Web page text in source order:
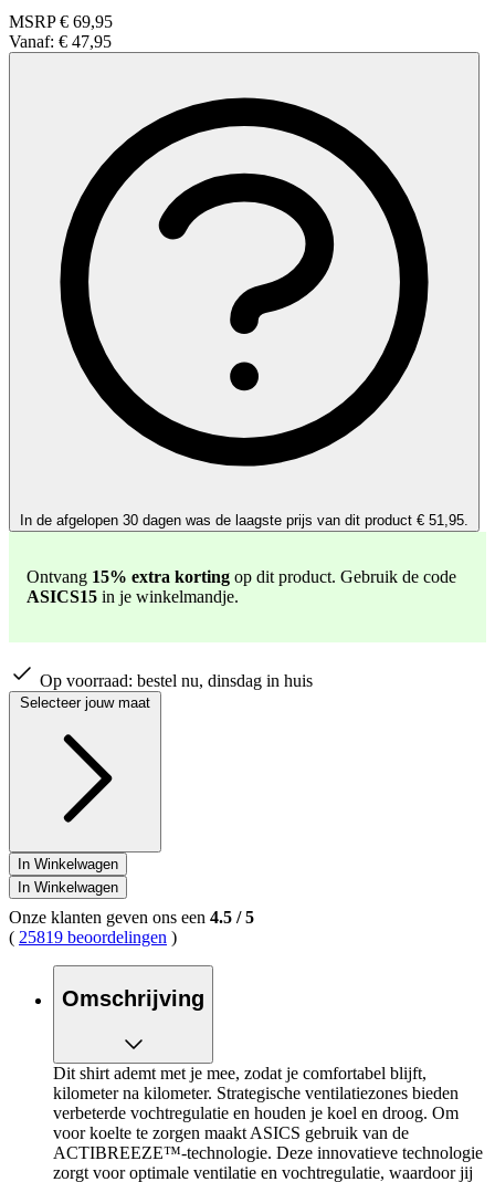
MSRP € 69,95
Vanaf: € 47,95
In de afgelopen 30 dagen was de laagste prijs van dit product € 51,95.
Ontvang 15% extra korting op dit product. Gebruik de code
ASICS15 in je winkelmandje.
Op voorraad: bestel nu, dinsdag in huis
Selecteer jouw maat
In Winkelwagen
In Winkelwagen
Onze klanten geven ons een 4.5 /5
( 25819 beoordelingen )
Omschrijving
Dit shirt ademt met je mee, zodat je comfortabel blijft,
kilometer na kilometer. Strategische ventilatiezones bieden
verbeterde vochtregulatie en houden je koel en droog. Om
voor koelte te zorgen maakt ASICS gebruik van de
ACTIBREEZE™-technologie. Deze innovatieve technologie
zorgt voor optimale ventilatie en vochtregulatie, waardoor jij